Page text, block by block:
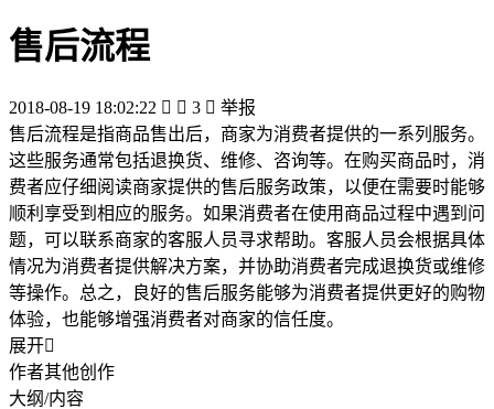
售后流程
2018-08-19 18:02:22   3  举报
售后流程是指商品售出后，商家为消费者提供的一系列服务。
这些服务通常包括退换货、维修、咨询等。在购买商品时，消
费者应仔细阅读商家提供的售后服务政策，以便在需要时能够
顺利享受到相应的服务。如果消费者在使用商品过程中遇到问
题，可以联系商家的客服人员寻求帮助。客服人员会根据具体
情况为消费者提供解决方案，并协助消费者完成退换货或维修
等操作。总之，良好的售后服务能够为消费者提供更好的购物
体验，也能够增强消费者对商家的信任度。
展开
作者其他创作
大纲/内容